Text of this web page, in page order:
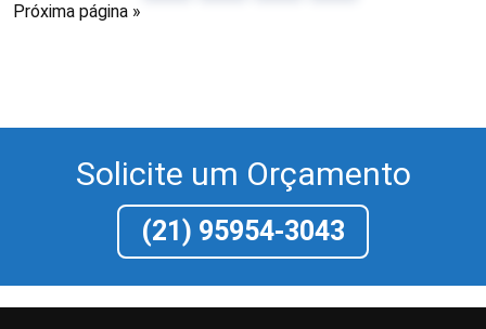
Próxima página »
Solicite um Orçamento
(21) 95954-3043